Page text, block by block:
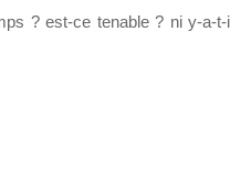
? est-ce tenable ? ni y-a-